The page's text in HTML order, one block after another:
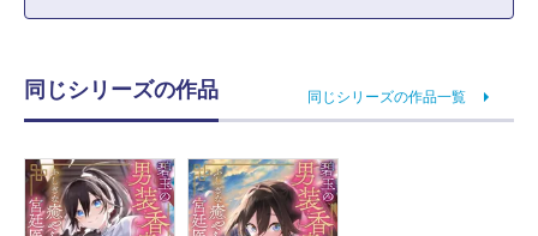
同じシリーズの作品 同じシリーズの作品一覧